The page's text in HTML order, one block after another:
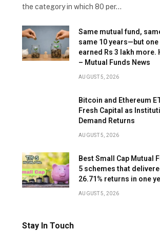
the category in which 80 per…
Same mutual fund,
same 10 years—but
earned Rs 3 lakh more.
– Mutual Funds News
AUGUST 5, 2026
Bitcoin and Ethereum
Fresh Capital as
Demand Returns
AUGUST 5, 2026
Best Small Cap Mutual
5 schemes that
26.71% returns in one
AUGUST 5, 2026
Stay In Touch